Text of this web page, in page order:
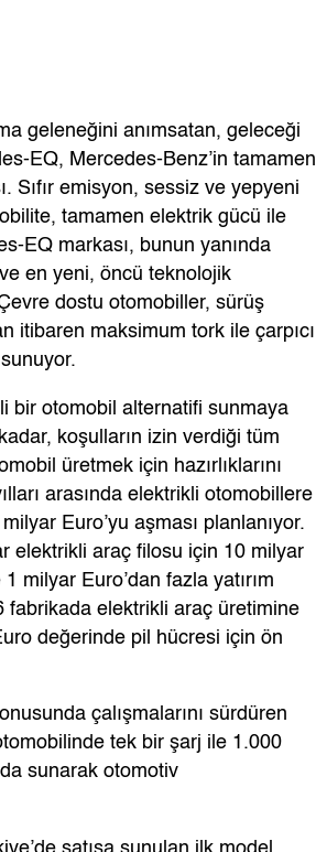
geleneğini anımsatan, geleceği
EQ, Mercedes-Benz’in tamamen
Sıfır emisyon, sessiz ve yepyeni
tamamen elektrik gücü ile
EQ markası, bunun yanında
en yeni, öncü teknolojik
dostu otomobiller, sürüş
itibaren maksimum tork ile çarpıcı
bir otomobil alternatifi sunmaya
koşulların izin verdiği tüm
üretmek için hazırlıklarını
arasında elektrikli otomobillere
Euro’yu aşması planlanıyor.
elektrikli araç filosu için 10 milyar
milyar Euro’dan fazla yatırım
fabrikada elektrikli araç üretimine
değerinde pil hücresi için ön
çalışmalarını sürdüren
tek bir şarj ile 1.000
sunarak otomotiv